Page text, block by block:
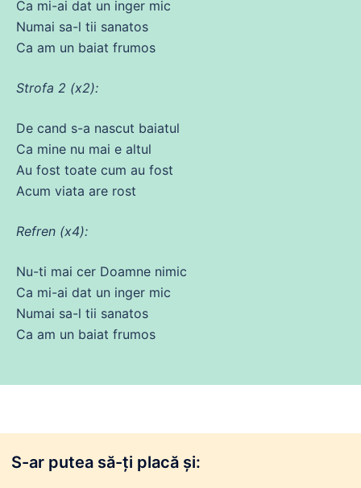
Ca mi-ai dat un inger mic
Numai sa-l tii sanatos
Ca am un baiat frumos
Strofa 2 (x2):
De cand s-a nascut baiatul
Ca mine nu mai e altul
Au fost toate cum au fost
Acum viata are rost
Refren (x4):
Nu-ti mai cer Doamne nimic
Ca mi-ai dat un inger mic
Numai sa-l tii sanatos
Ca am un baiat frumos
S-ar putea să-ți placă și: